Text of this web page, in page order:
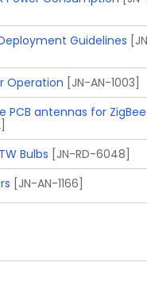
Guidelines
Operation [JN-AN-1003]
antennas for ZigBee
Bulbs [JN-RD-6048]
[JN-AN-1166]